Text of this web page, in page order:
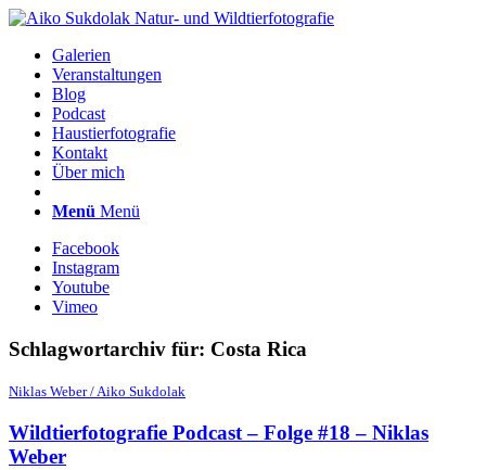
Galerien
Veranstaltungen
Blog
Podcast
Haustierfotografie
Kontakt
Über mich
Menü Menü
Facebook
Instagram
Youtube
Vimeo
Schlagwortarchiv für: Costa Rica
Niklas Weber / Aiko Sukdolak
Wildtierfotografie Podcast – Folge #18 – Niklas
Weber